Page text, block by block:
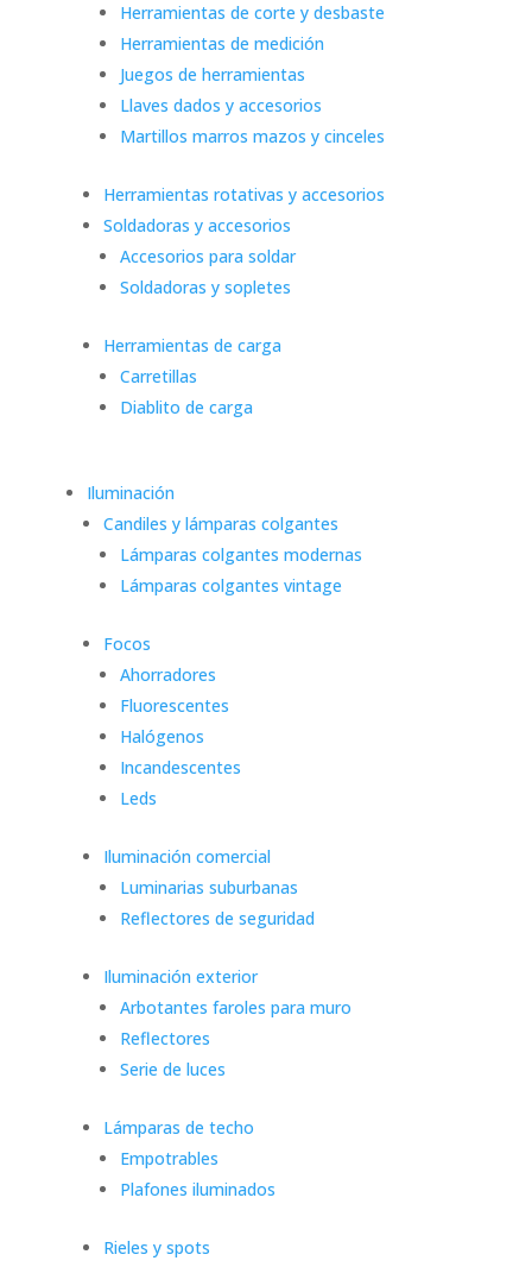
Herramientas de corte y desbaste
Herramientas de medición
Juegos de herramientas
Llaves dados y accesorios
Martillos marros mazos y cinceles
Herramientas rotativas y accesorios
Soldadoras y accesorios
Accesorios para soldar
Soldadoras y sopletes
Herramientas de carga
Carretillas
Diablito de carga
Iluminación
Candiles y lámparas colgantes
Lámparas colgantes modernas
Lámparas colgantes vintage
Focos
Ahorradores
Fluorescentes
Halógenos
Incandescentes
Leds
Iluminación comercial
Luminarias suburbanas
Reflectores de seguridad
Iluminación exterior
Arbotantes faroles para muro
Reflectores
Serie de luces
Lámparas de techo
Empotrables
Plafones iluminados
Rieles y spots